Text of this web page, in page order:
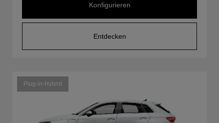
Konfigurieren
Entdecken
Plug-in-Hybrid